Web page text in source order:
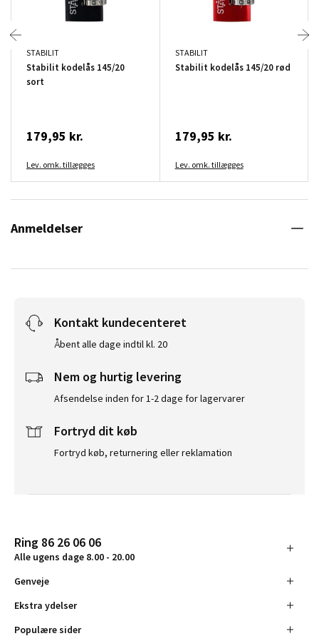
STABILIT
Stabilit kodelås 145/20
sort
179,95 kr.
Lev. omk. tillægges
STABILIT
Stabilit kodelås 145/20 rød
179,95 kr.
Lev. omk. tillægges
Anmeldelser
Kontakt kundecenteret
Åbent alle dage indtil kl. 20
Nem og hurtig levering
Afsendelse inden for 1-2 dage for lagervarer
Fortryd dit køb
Fortryd køb, returnering eller reklamation
Ring 86 26 06 06
Alle ugens dage 8.00 - 20.00
Genveje
Ekstra ydelser
Populære sider